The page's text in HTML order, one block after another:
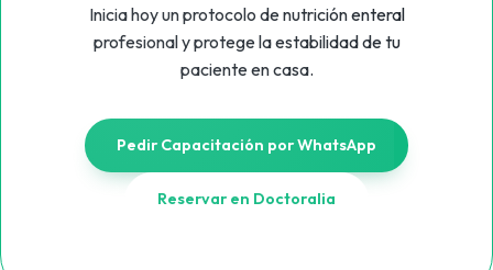
Inicia hoy un protocolo de nutrición enteral
profesional y protege la estabilidad de tu
paciente en casa.
Pedir Capacitación por WhatsApp
Reservar en Doctoralia